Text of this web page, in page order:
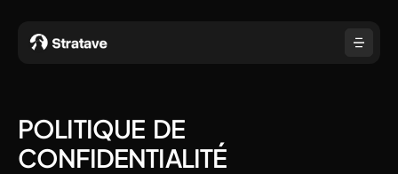
POLITIQUE  DE
CONFIDENTIALITÉ